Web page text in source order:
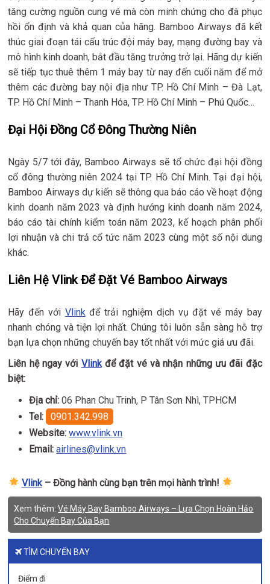
tăng cường nguồn cung vé mà còn minh chứng cho đà phục
hồi ổn định và khả quan của hãng. Bamboo Airways đã kết
thúc giai đoạn tái cấu trúc đội máy bay, mạng đường bay và
mô hình kinh doanh, bắt đầu tăng trưởng trở lại. Hãng dự kiến
sẽ tiếp tục thuê thêm 1 máy bay từ nay đến cuối năm để mở
thêm các đường bay nội địa như TP. Hồ Chí Minh – Đà Lạt,
TP. Hồ Chí Minh – Thanh Hóa, TP. Hồ Chí Minh – Phú Quốc…
Đại Hội Đồng Cổ Đông Thường Niên
Ngày 5/7 tới đây, Bamboo Airways sẽ tổ chức đại hội đồng
cổ đông thường niên 2024 tại TP. Hồ Chí Minh. Tại đại hội,
Bamboo Airways dự kiến sẽ thông qua báo cáo về hoạt động
kinh doanh năm 2023 và định hướng kinh doanh năm 2024,
báo cáo tài chính kiểm toán năm 2023, kế hoạch phân phối
lợi nhuận và chi trả cổ tức năm 2023 cùng một số nội dung
khác.
Liên Hệ Vlink Để Đặt Vé Bamboo Airways
Hãy đến với Vlink để trải nghiệm dịch vụ đặt vé máy bay
nhanh chóng và tiện lợi nhất. Chúng tôi luôn sẵn sàng hỗ trợ
bạn lựa chọn những chuyến bay tốt nhất với mức giá ưu đãi.
Liên hệ ngay với Vlinkđể đặt vé và nhận những ưu đãi đặc
biệt:
Địa chỉ: 06 Phan Chu Trinh, P Tân Sơn Nhì, TPHCM
Tel:
0901.342.998
Website: www.vlink.vn
Email: airlines@vlink.vn
Vlink– Đồng hành cùng bạn trên mọi hành trình!
Xem thêm:Vé Máy Bay Bamboo Airways – Lựa Chọn Hoàn Hảo
Cho Chuyến Bay Của Bạn
TÌM CHUYẾN BAY
Điểm đi